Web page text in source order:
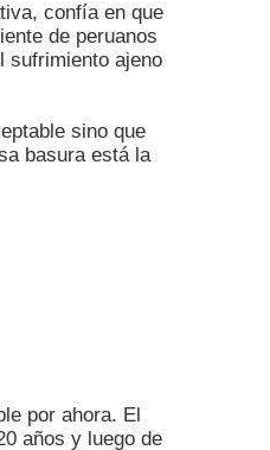
confía en que
de peruanos
sufrimiento ajeno
sino que
basura está la
por ahora. El
años y luego de